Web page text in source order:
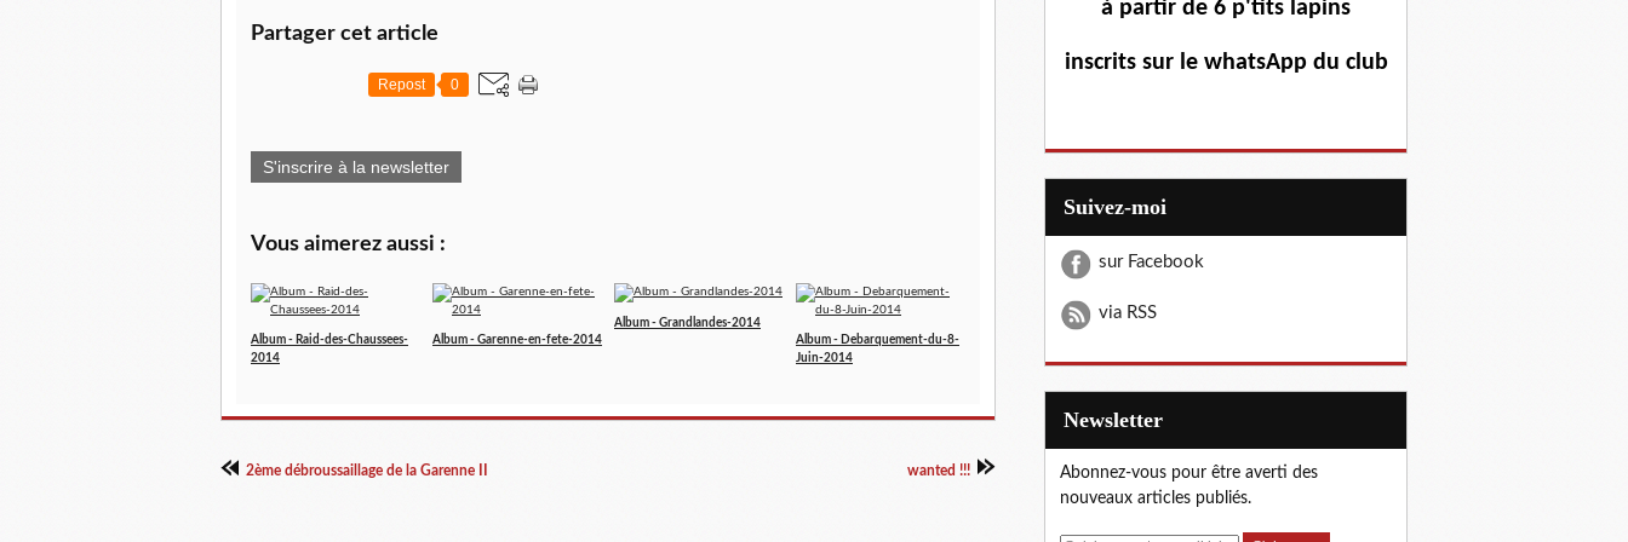
Partager cet article
Repost 0
S'inscrire à la newsletter
Vous aimerez aussi :
Album - Raid-des-Chaussees-
2014
Album - Garenne-en-fete-2014
Album - Grandlandes-2014
Album - Debarquement-du-8-
Juin-2014
2ème débroussaillage de la Garenne II wanted !!!
à partir de 6 p'tits lapins
inscrits sur le whatsApp du club
Suivez-moi
sur Facebook
via RSS
Newsletter
Abonnez-vous pour être averti des
nouveaux articles publiés.